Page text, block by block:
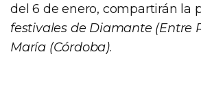
del 6 de enero, compartirán la
festivales de Diamante (Entre
María (Córdoba).